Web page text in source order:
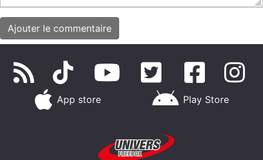
App store Play Store